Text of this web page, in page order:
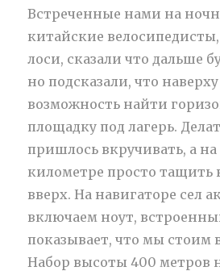
Встреченные нами на
китайские
лоси, сказали что дальше
но подсказали, что наверху
возможность найти
площадку под лагерь.
пришлось вкручивать, а
километре просто тащить
вверх. На навигаторе сел
включаем ноут,
показывает, что мы стоим
Набор высоты 400 метров